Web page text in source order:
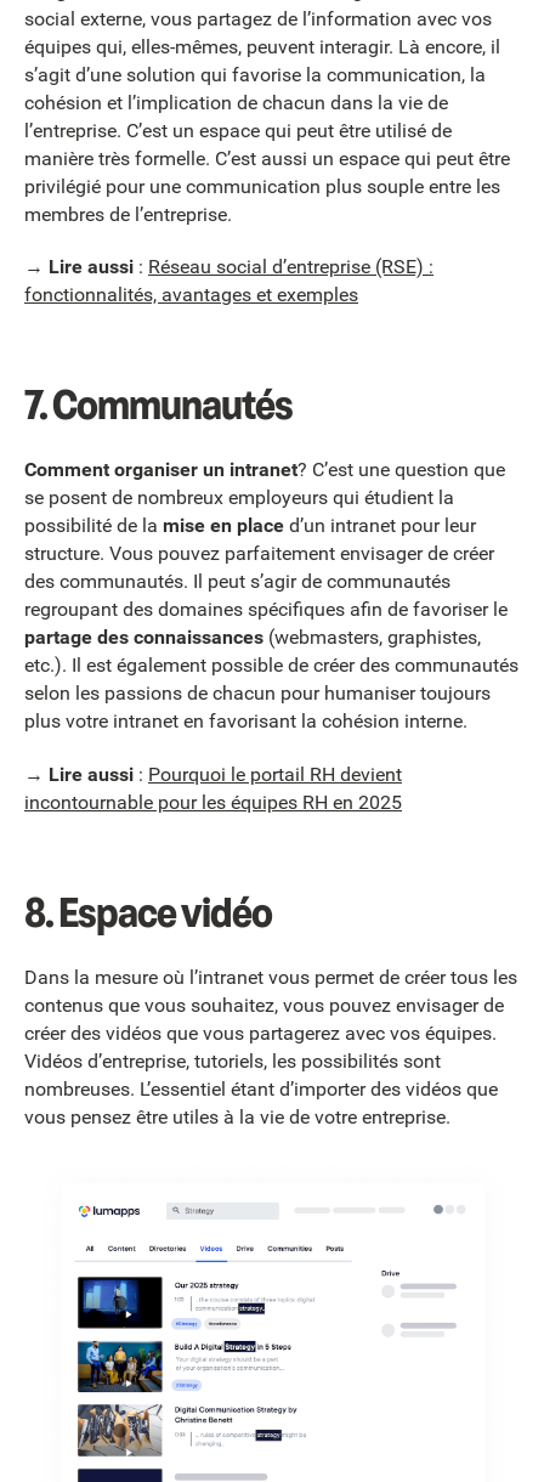
social externe, vous partagez de l’information avec vos
équipes qui, elles-mêmes, peuvent interagir. Là encore, il
s’agit d’une solution qui favorise la communication, la
cohésion et l’implication de chacun dans la vie de
l’entreprise. C’est un espace qui peut être utilisé de
manière très formelle. C’est aussi un espace qui peut être
privilégié pour une communication plus souple entre les
membres de l’entreprise.
→ Lire aussi : Réseau social d’entreprise (RSE) :
fonctionnalités, avantages et exemples
7.Communautés
Comment organiser un intranet? C’est une question que
se posent de nombreux employeurs qui étudient la
possibilité de la mise en place d’un intranet pour leur
structure. Vous pouvez parfaitement envisager de créer
des communautés. Il peut s’agir de communautés
regroupant des domaines spécifiques afin de favoriser le
partage des connaissances (webmasters, graphistes,
etc.). Il est également possible de créer des communautés
selon les passions de chacun pour humaniser toujours
plus votre intranet en favorisant la cohésion interne.
→ Lire aussi : Pourquoi le portail RH devient
incontournable pour les équipes RH en 2025
8.Espace vidéo
Dans la mesure où l’intranet vous permet de créer tous les
contenus que vous souhaitez, vous pouvez envisager de
créer des vidéos que vous partagerez avec vos équipes.
Vidéos d’entreprise, tutoriels, les possibilités sont
nombreuses. L’essentiel étant d’importer des vidéos que
vous pensez être utiles à la vie de votre entreprise.